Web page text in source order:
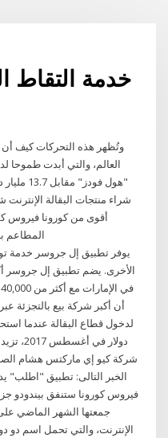
خدمة التقاط
وتُظهر هذه التحركات كيف أن
العالم، والتي أبدت طموحا
شراء منتجات البقالة
أقوى من كورونا فيروس
المطاعم بـ 10 ملايين جنيه لمواجهة فيروس
يوفر تطبيق إل جروسر خدمة
الأخرى. يضم تطبيق إل جروسر
أن أكبر شركة بيع بالتجزئة
دولار
شركة كيو إي ماركتس هشام
جمعتها الشهر الماضي
الإنترنت، والتي تحمل اسم دو